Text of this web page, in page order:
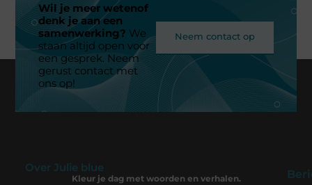
Wil je meer wetenof
denk je aan een
samenwerking? We
staan altijd open voor
een gesprek. Neem
gerust contact met
ons op!
Neem contact op
Over Julie blue
Kleur je dag met woorden en verhalen.